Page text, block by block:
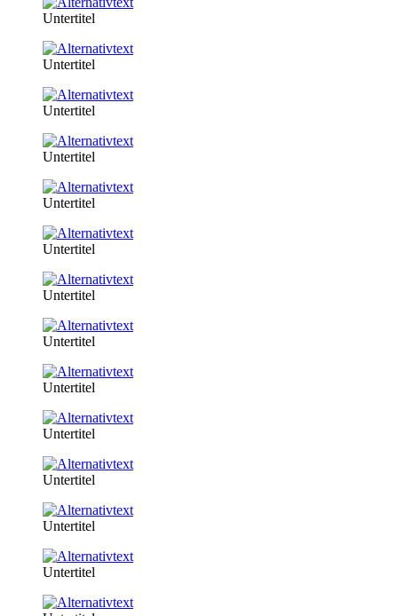
Untertitel
Untertitel
Untertitel
Untertitel
Untertitel
Untertitel
Untertitel
Untertitel
Untertitel
Untertitel
Untertitel
Untertitel
Untertitel